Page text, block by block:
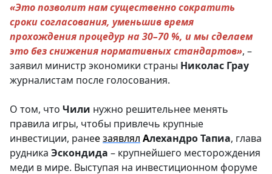
«Это позволит нам существенно сократить
сроки согласования, уменьшив время
прохождения процедур на 30–70 %, и мы сделаем
это без снижения нормативных стандартов», –
заявил министр экономики страны Николас Грау
журналистам после голосования.
О том, что Чили нужно решительнее менять
правила игры, чтобы привлечь крупные
инвестиции, ранеезаявлял Алехандро Тапиа, глава
рудника Эскондида – крупнейшего месторождения
меди в мире. Выступая на инвестиционном форуме